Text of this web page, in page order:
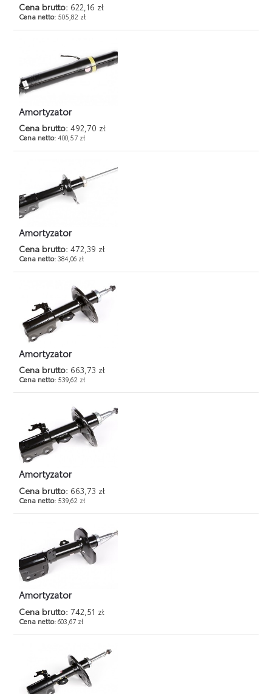
Cena brutto: 622,16 zł
Cena netto: 505,82 zł
Amortyzator
Cena brutto: 492,70 zł
Cena netto:400,57 zł
Amortyzator
Cena brutto: 472,39 zł
Cena netto:384,06 zł
Amortyzator
Cena brutto: 663,73 zł
Cena netto: 539,62 zł
Amortyzator
Cena brutto: 663,73 zł
Cena netto: 539,62 zł
Amortyzator
Cena brutto: 742,51 zł
Cena netto:603,67 zł